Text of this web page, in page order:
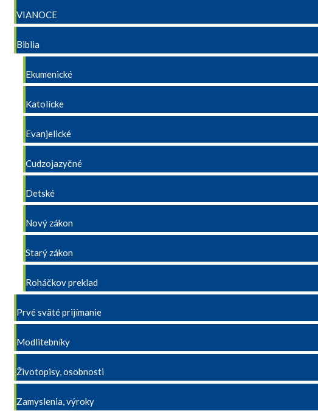
VIANOCE
Biblia
Ekumenické
Katolícke
Evanjelické
Cudzojazyčné
Detské
Nový zákon
Starý zákon
Roháčkov preklad
Prvé sväté prijímanie
Modlitebníky
Životopisy, osobnosti
Zamyslenia, výroky